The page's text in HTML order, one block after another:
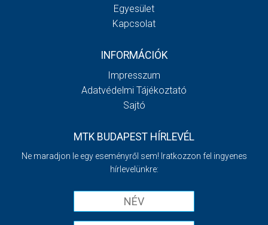
Egyesület
Kapcsolat
INFORMÁCIÓK
Impresszum
Adatvédelmi Tájékoztató
Sajtó
MTK BUDAPEST HÍRLEVÉL
Ne maradjon le egy eseményről sem! Iratkozzon fel ingyenes
hírlevelünkre: